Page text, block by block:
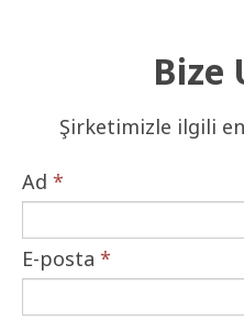
Bize
Şirketimizle ilgili
Ad *
E-posta *